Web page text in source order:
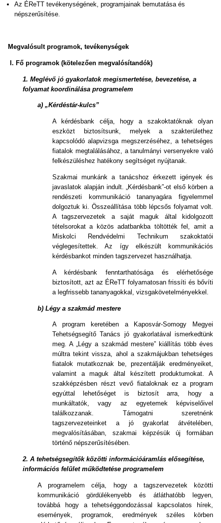
Az ÉReTT tevékenységének, programjainak bemutatása és
népszerűsítése.
Megvalósult programok, tevékenységek
I. Fő programok (kötelezően megvalósítandók)
1. Meglévő jó gyakorlatok megismertetése, bevezetése, a
folyamat koordinálása programelem
a) „Kérdéstár-kulcs”
A kérdésbank célja, hogy a szakoktatóknak olyan
eszközt biztosítsunk, melyek a szakterülethez
kapcsolódó alapvizsga megszerzéséhez, a tehetséges
fiatalok megtalálásához, a tanulmányi versenyekre való
felkészüléshez hatékony segítséget nyújtanak.
Szakmai munkánk a tanácshoz érkezett igények és
javaslatok alapján indult. „Kérdésbank”-ot első körben a
rendészeti kommunikáció tananyagára figyelemmel
dolgoztuk ki. Összeállítása több lépcsős folyamat volt.
A tagszervezetek a saját maguk által kidolgozott
tételsorokat a közös adatbankba töltötték fel, amit a
Miskolci Rendvédelmi Technikum szakoktatói
véglegesítettek. Az így elkészült kommunikációs
kérdésbankot minden tagszervezet használhatja.
A kérdésbank fenntarthatósága és elérhetősége
biztosított, azt az ÉReTT folyamatosan frissíti és bővíti
a legfrissebb tananyagokkal, vizsgakövetelményekkel.
b) Légy a szakmád mestere
A program keretében a Kaposvár-Somogy Megyei
Tehetségsegítő Tanács jó gyakorlatával ismerkedtünk
meg. A „Légy a szakmád mestere” kiállítás több éves
múltra tekint vissza, ahol a szakmájukban tehetséges
fiatalok mutatkoznak be, prezentálják eredményeiket,
valamint a maguk által készített produktumokat. A
szakképzésben részt vevő fiataloknak ez a program
egyúttal lehetőséget is biztosít arra, hogy a
munkáltatók, vagy az egyetemek képviselőivel
találkozzanak. Támogatni szeretnénk
tagszervezeteinket a jó gyakorlat átvételében,
megvalósításában, szakmai képzésük új formában
történő népszerűsítésében.
2. A tehetségsegítők közötti információáramlás elősegítése,
információs felület működtetése programelem
A programelem célja, hogy a tagszervezetek közötti
kommunikáció gördülékenyebb és átláthatóbb legyen,
továbbá hogy a tehetséggondozással kapcsolatos hírek,
események, programok, eredmények széles körben